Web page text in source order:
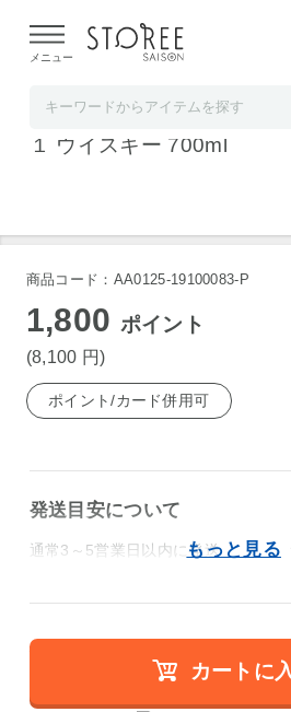
よる配送遅延が発生しております。
メニュー
アマハガン ワールドモル
１ ウイスキー 700ml
商品コード：AA0125-19100083-P
1,800 ポイント
(8,100 円)
ポイント/カード併用可
発送目安について
通常3～5営業日以内に発送
カートに